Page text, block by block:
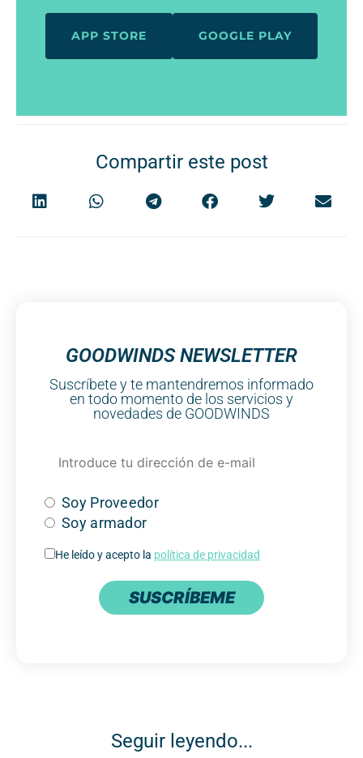
APP STORE GOOGLE PLAY
Compartir este post
GOODWINDS NEWSLETTER
Suscríbete y te mantendremos informado
en todo momento de los servicios y
novedades de GOODWINDS
Soy Proveedor
Soy armador
He leído y acepto la política de privacidad
SUSCRÍBEME
Seguir leyendo...